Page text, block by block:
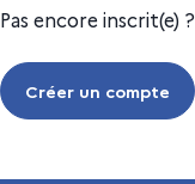
Pas encore inscrit(e) ?
Créer un compte